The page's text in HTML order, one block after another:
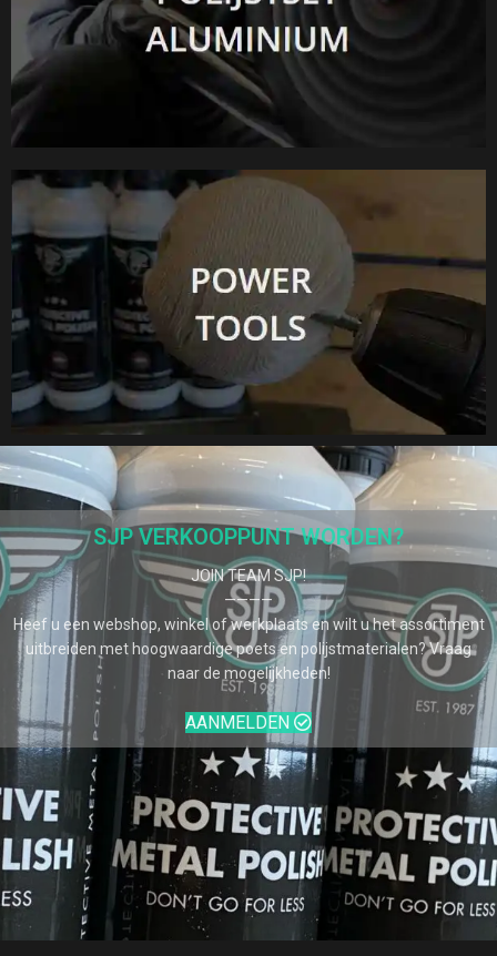
SJP VERKOOPPUNT WORDEN?
JOIN TEAM SJP!
————
Heef u een webshop, winkel of werkplaats en wilt u het assortiment
uitbreiden met hoogwaardige poets en polijstmaterialen? Vraag
naar de mogelijkheden!
AANMELDEN